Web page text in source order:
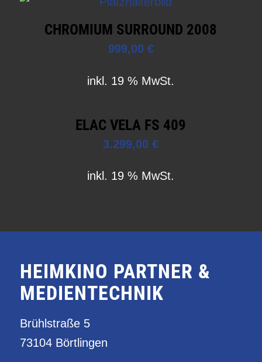
CHROMIUM SURROUND 2008
999,00 €
inkl. 19 % MwSt.
ELAC VELA FS 409
3.299,00€
inkl. 19 % MwSt.
HEIMKINO PARTNER &
MEDIENTECHNIK
Brühlstraße 5
73104 Börtlingen